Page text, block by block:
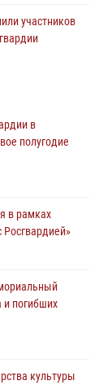
участников
центр
итоги
мероприятий в
в
полугодие
в рамках
Росгвардией»
и погибших
культуры